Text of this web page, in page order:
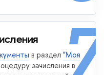
в раздел "Моя
зачисления в